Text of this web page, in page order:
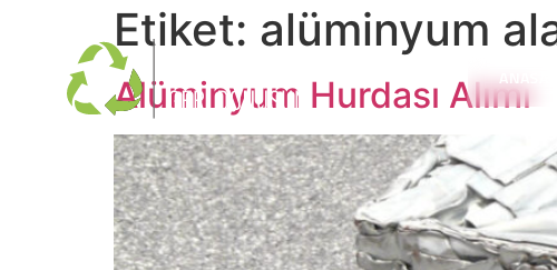
Etiket: alüminyum
Alüminyum Hurdası Alımı